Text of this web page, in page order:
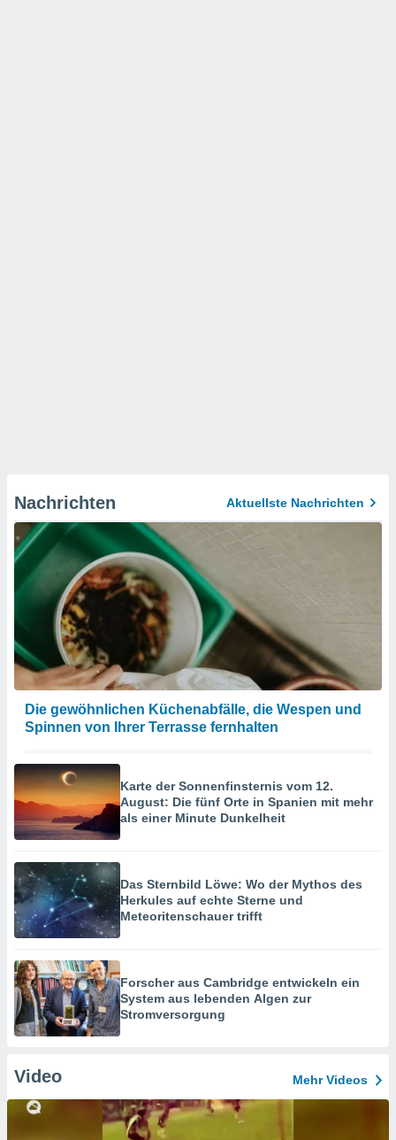
Nachrichten Aktuellste Nachrichten
Die gewöhnlichen Küchenabfälle, die Wespen und
Spinnen von Ihrer Terrasse fernhalten
Karte der Sonnenfinsternis vom 12.
August: Die fünf Orte in Spanien mit mehr
als einer Minute Dunkelheit
Das Sternbild Löwe: Wo der Mythos des
Herkules auf echte Sterne und
Meteoritenschauer trifft
Forscher aus Cambridge entwickeln ein
System aus lebenden Algen zur
Stromversorgung
Video Mehr Videos